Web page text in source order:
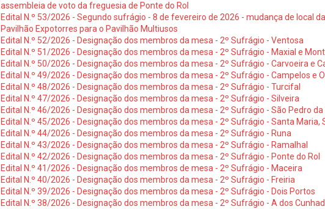
assembleia de voto da freguesia de Ponte do Rol
Edital N.º 53/2026 - Segundo sufrágio - 8 de fevereiro de 2026 - mudança de local
Pavilhão Expotorres para o Pavilhão Multiusos
Edital N.º 52/2026 - Designação dos membros da mesa - 2º Sufrágio - Ventosa
Edital N.º 51/2026 - Designação dos membros da mesa - 2º Sufrágio - Maxial e
Edital N.º 50/2026 - Designação dos membros da mesa - 2º Sufrágio - Carvoeira e
Edital N.º 49/2026 - Designação dos membros da mesa - 2º Sufrágio - Campelos e
Edital N.º 48/2026 - Designação dos membros da mesa - 2º Sufrágio - Turcifal
Edital N.º 47/2026 - Designação dos membros da mesa - 2º Sufrágio - Silveira
Edital N.º 46/2026 - Designação dos membros da mesa - 2º Sufrágio - São Pedro da
Edital N.º 45/2026 - Designação dos membros da mesa - 2º Sufrágio - Santa Maria,
Edital N.º 44/2026 - Designação dos membros da mesa - 2º Sufrágio - Runa
Edital N.º 43/2026 - Designação dos membros da mesa - 2º Sufrágio - Ramalhal
Edital N.º 42/2026 - Designação dos membros da mesa - 2º Sufrágio - Ponte do Rol
Edital N.º 41/2026 - Designação dos membros de mesa - 2º Sufrágio - Maceira
Edital N.º 40/2026 - Designação dos membros da mesa - 2º Sufrágio - Freiria
Edital N.º 39/2026 - Designação dos membros da mesa - 2º Sufrágio - Dois Portos
Edital N.º 38/2026 - Designação dos membros da mesa - 2º Sufrágio - A dos